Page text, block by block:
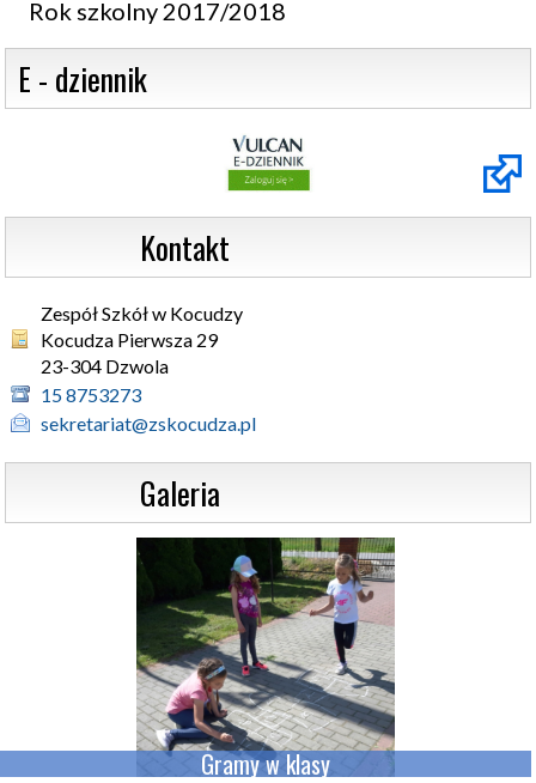
Rok szkolny 2017/2018
E - dziennik
                  Kontakt
Zespół Szkół w Kocudzy
Kocudza Pierwsza 29
23-304 Dzwola
15 8753273
sekretariat@zskocudza.pl
                  Galeria
Gramy w klasy